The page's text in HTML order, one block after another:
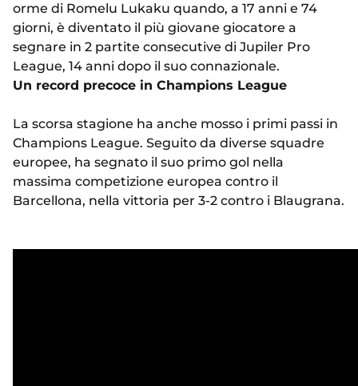
orme di Romelu Lukaku quando, a 17 anni e 74
giorni, è diventato il più giovane giocatore a
segnare in 2 partite consecutive di Jupiler Pro
League, 14 anni dopo il suo connazionale.
Un record precoce in Champions League
La scorsa stagione ha anche mosso i primi passi in
Champions League. Seguito da diverse squadre
europee, ha segnato il suo primo gol nella
massima competizione europea contro il
Barcellona, nella vittoria per 3-2 contro i Blaugrana.